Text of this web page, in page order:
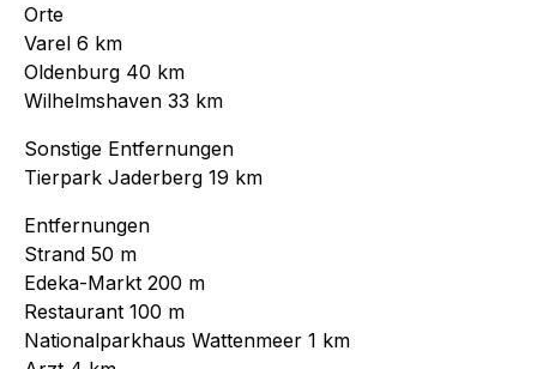
Orte
Varel 6 km
Oldenburg 40 km
Wilhelmshaven 33 km
Sonstige Entfernungen
Tierpark Jaderberg 19 km
Entfernungen
Strand 50 m
Edeka-Markt 200 m
Restaurant 100 m
Nationalparkhaus Wattenmeer 1 km